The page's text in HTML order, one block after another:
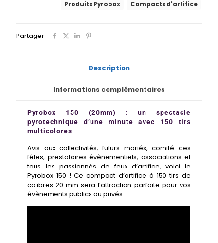
Produits Pyrobox Compacts d'artifice
Partager
Description
Informations complémentaires
Pyrobox 150 (20mm) : un spectacle
pyrotechnique d’une minute avec 150 tirs
multicolores
Avis aux collectivités, futurs mariés, comité des
fêtes, prestataires évènementiels, associations et
tous les passionnés de feux d’artifice, voici le
Pyrobox 150 ! Ce compact d’artifice à 150 tirs de
calibres 20 mm sera l’attraction parfaite pour vos
évènements publics ou privés.